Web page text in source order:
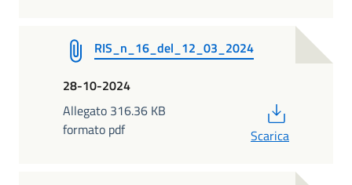
RIS_n_16_del_12_03_2024
28-10-2024
Allegato 316.36 KB
formato pdf
Scarica